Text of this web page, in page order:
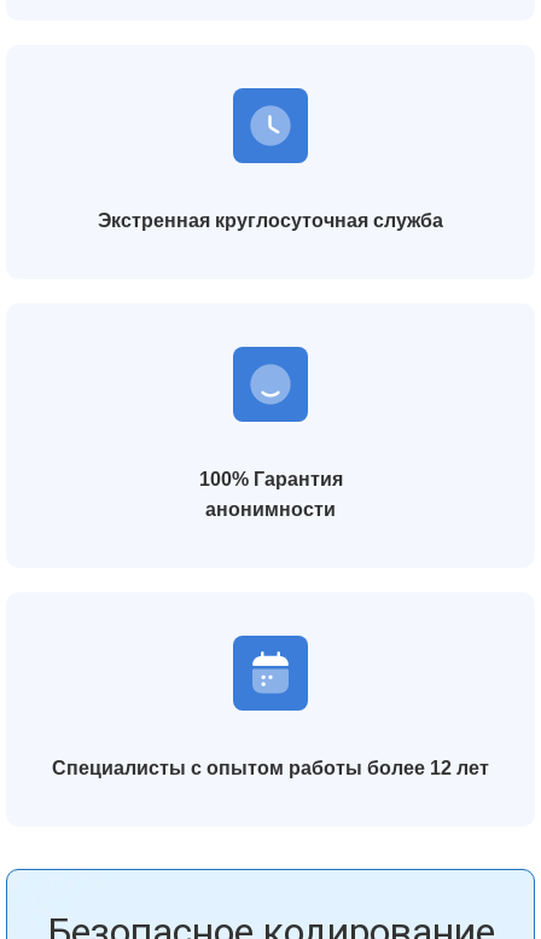
Экстренная круглосуточная служба
100% Гарантия
анонимности
Специалисты с опытом работы более 12 лет